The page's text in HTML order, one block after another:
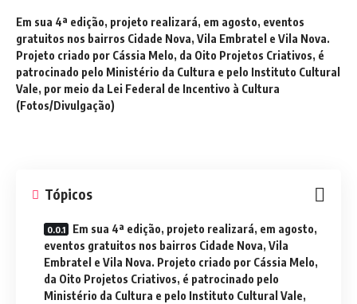
Em sua 4ª edição, projeto realizará, em agosto, eventos
gratuitos nos bairros Cidade Nova, Vila Embratel e Vila Nova.
Projeto criado por Cássia Melo, da Oito Projetos Criativos, é
patrocinado pelo Ministério da Cultura e pelo Instituto Cultural
Vale, por meio da Lei Federal de Incentivo à Cultura
(Fotos/Divulgação)
Tópicos
Em sua 4ª edição, projeto realizará, em agosto,
eventos gratuitos nos bairros Cidade Nova, Vila
Embratel e Vila Nova. Projeto criado por Cássia Melo,
da Oito Projetos Criativos, é patrocinado pelo
Ministério da Cultura e pelo Instituto Cultural Vale,